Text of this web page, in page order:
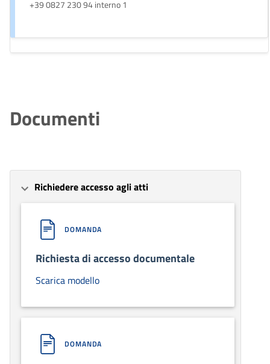
+39 0827 230 94 interno 1
Documenti
Richiedere accesso agli atti
DOMANDA
Richiesta di accesso documentale
Scarica modello
DOMANDA